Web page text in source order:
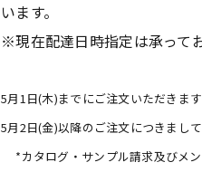
います。
※現在配達日時指定は承って
5月1日(木)までにご注文いただきま
5月2日(金)以降のご注文につきまし
*カタログ・サンプル請求及びメ